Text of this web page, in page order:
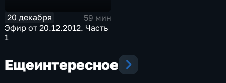
20 декабря
59 мин
Эфир от 20.12.2012. Часть
1
Ещеинтересное